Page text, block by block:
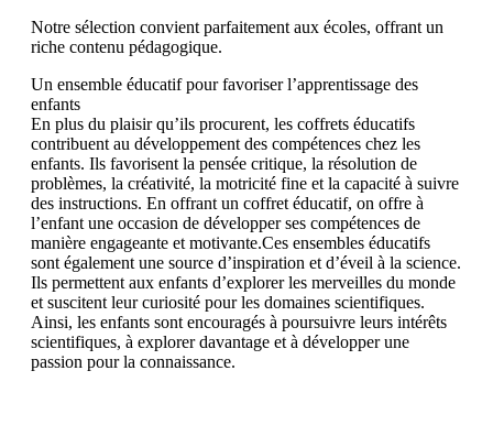
Notre sélection convient parfaitement aux écoles, offrant un
riche contenu pédagogique.
Un ensemble éducatif pour favoriser l’apprentissage des
enfants
En plus du plaisir qu’ils procurent, les coffrets éducatifs
contribuent au développement des compétences chez les
enfants. Ils favorisent la pensée critique, la résolution de
problèmes, la créativité, la motricité fine et la capacité à suivre
des instructions. En offrant un coffret éducatif, on offre à
l’enfant une occasion de développer ses compétences de
manière engageante et motivante.Ces ensembles éducatifs
sont également une source d’inspiration et d’éveil à la science.
Ils permettent aux enfants d’explorer les merveilles du monde
et suscitent leur curiosité pour les domaines scientifiques.
Ainsi, les enfants sont encouragés à poursuivre leurs intérêts
scientifiques, à explorer davantage et à développer une
passion pour la connaissance.